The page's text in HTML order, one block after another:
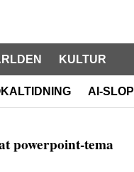
KULTUR
AI-SLOP
powerpoint-tema